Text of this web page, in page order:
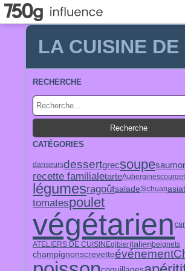
LA CUISINE DE
RECHERCHE
CATÉGORIES
danseursdessertgrecsoupe
recette familialetarteAubergines
légumesragoûtsaladeSichuan
tomatespoulet
végétarien
ATELIERS DE CUISINEgibieritalienbeignets
champignonscrevetteévénement
coquillages